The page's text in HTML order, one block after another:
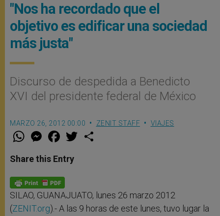
"Nos ha recordado que el
objetivo es edificar una sociedad
más justa"
Discurso de despedida a Benedicto
XVI del presidente federal de México
MARZO 26, 2012 00:00 ZENIT STAFF VIAJES
W
t
s
p
p
M
e
s
e
g
e
r
F
a
e
b
o
k
w
Share this Entry
SILAO, GUANAJUATO, lunes 26 marzo 2012
(ZENIT.org).- A las 9 horas de este lunes, tuvo lugar la